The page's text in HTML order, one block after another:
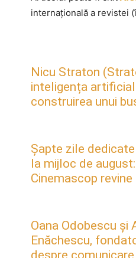
internațională a revistei
Nicu Straton
inteligența
construirea unui
Șapte zile
la mijloc de
Cinemascop
Oana Odobescu și
Enăchescu,
despre